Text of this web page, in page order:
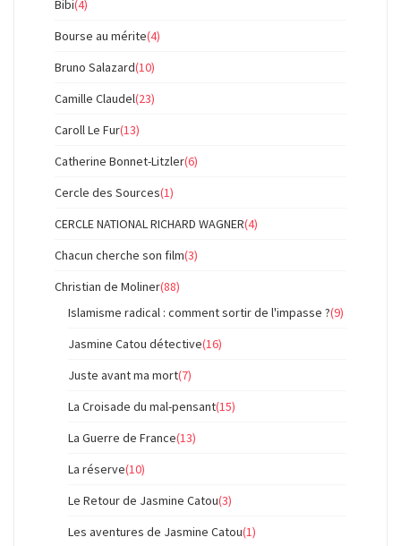
Bibi(4)
Bourse au mérite(4)
Bruno Salazard(10)
Camille Claudel(23)
Caroll Le Fur(13)
Catherine Bonnet-Litzler(6)
Cercle des Sources(1)
CERCLE NATIONAL RICHARD WAGNER(4)
Chacun cherche son film(3)
Christian de Moliner(88)
Islamisme radical : comment sortir de l'impasse ?(9)
Jasmine Catou détective(16)
Juste avant ma mort(7)
La Croisade du mal-pensant(15)
La Guerre de France(13)
La réserve(10)
Le Retour de Jasmine Catou(3)
Les aventures de Jasmine Catou(1)